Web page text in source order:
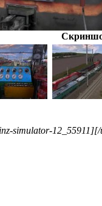
simulator-